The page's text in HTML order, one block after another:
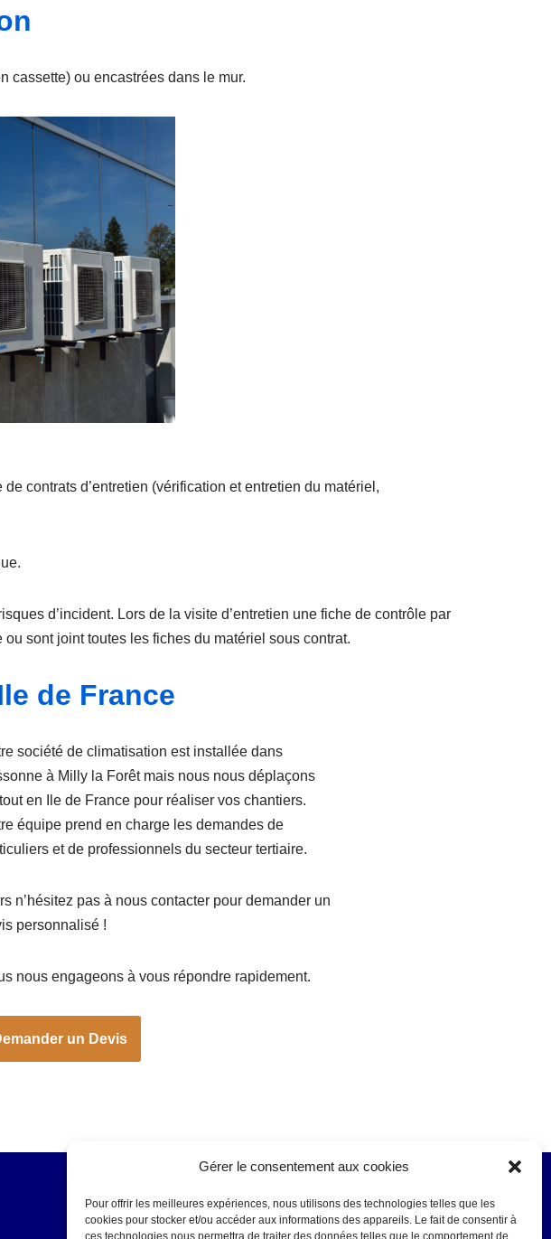
Gérer le consentement aux cookies
Pour offrir les meilleures expériences, nous utilisons des technologies telles que les
cookies pour stocker et/ou accéder aux informations des appareils. Le fait de consentir à
ces technologies nous permettra de traiter des données telles que le comportement de
cassette) ou encastrées dans le mur.
contrats d’entretien (vérification et entretien du matériel,
d’incident. Lors de la visite d’entretien une fiche de contrôle par
sont joint toutes les fiches du matériel sous contrat.
de France
société de climatisation est installée dans
à Milly la Forêt mais nous nous déplaçons
en Ile de France pour réaliser vos chantiers.
équipe prend en charge les demandes de
et de professionnels du secteur tertiaire.
n’hésitez pas à nous contacter pour demander un
personnalisé !
nous engageons à vous répondre rapidement.
un Devis
Suivez-nous